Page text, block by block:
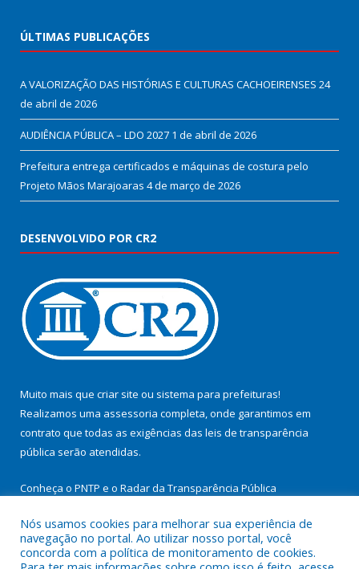
ÚLTIMAS PUBLICAÇÕES
A VALORIZAÇÃO DAS HISTÓRIAS E CULTURAS CACHOEIRENSES 24
de abril de 2026
AUDIÊNCIA PÚBLICA – LDO 2027 1 de abril de 2026
Prefeitura entrega certificados e máquinas de costura pelo
Projeto Mãos Marajoaras 4 de março de 2026
DESENVOLVIDO POR CR2
Muito mais que criar site ou sistema para prefeituras!
Realizamos uma assessoria completa, onde garantimos em
contrato que todas as exigências das leis de transparência
pública serão atendidas.
Conheça o PNTP e o Radar da Transparência Pública
Nós usamos cookies para melhorar sua experiência de
navegação no portal. Ao utilizar nosso portal, você
concorda com a política de monitoramento de cookies.